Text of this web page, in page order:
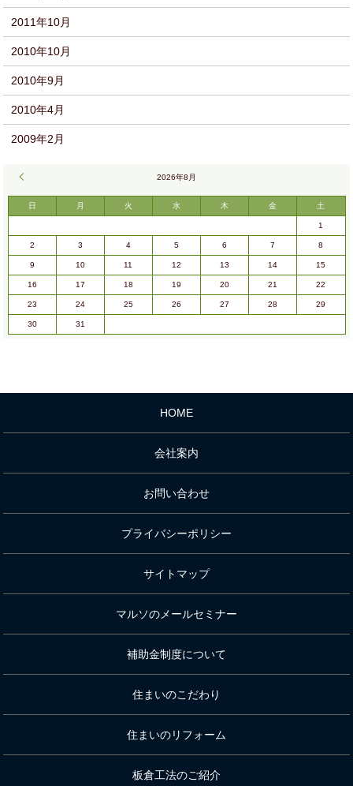
2011年10月
2010年10月
2010年9月
2010年4月
2009年2月
2026年8月
日 月 火 水 木 金 土
1
2 3 4 5 6 7 8
9 10 11 12 13 14 15
16 17 18 19 20 21 22
23 24 25 26 27 28 29
30 31
HOME
会社案内
お問い合わせ
プライバシーポリシー
サイトマップ
マルソのメールセミナー
補助金制度について
住まいのこだわり
住まいのリフォーム
板倉工法のご紹介